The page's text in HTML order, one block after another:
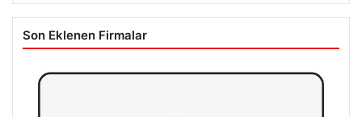
Son Eklenen Firmalar